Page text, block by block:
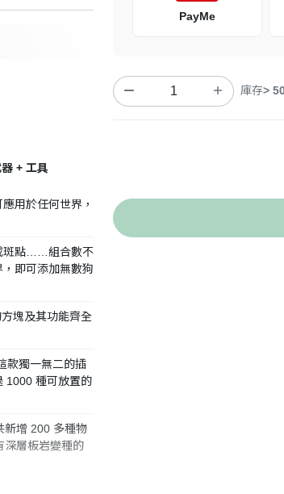
+ 工具
用於任何世界，
斑點……組合數不
即可添加無數狗
塊及其功能齊全
款獨一無二的插
1000 種可放置的
新增 200 多種物
深層板岩變種的
PayMe
庫存>